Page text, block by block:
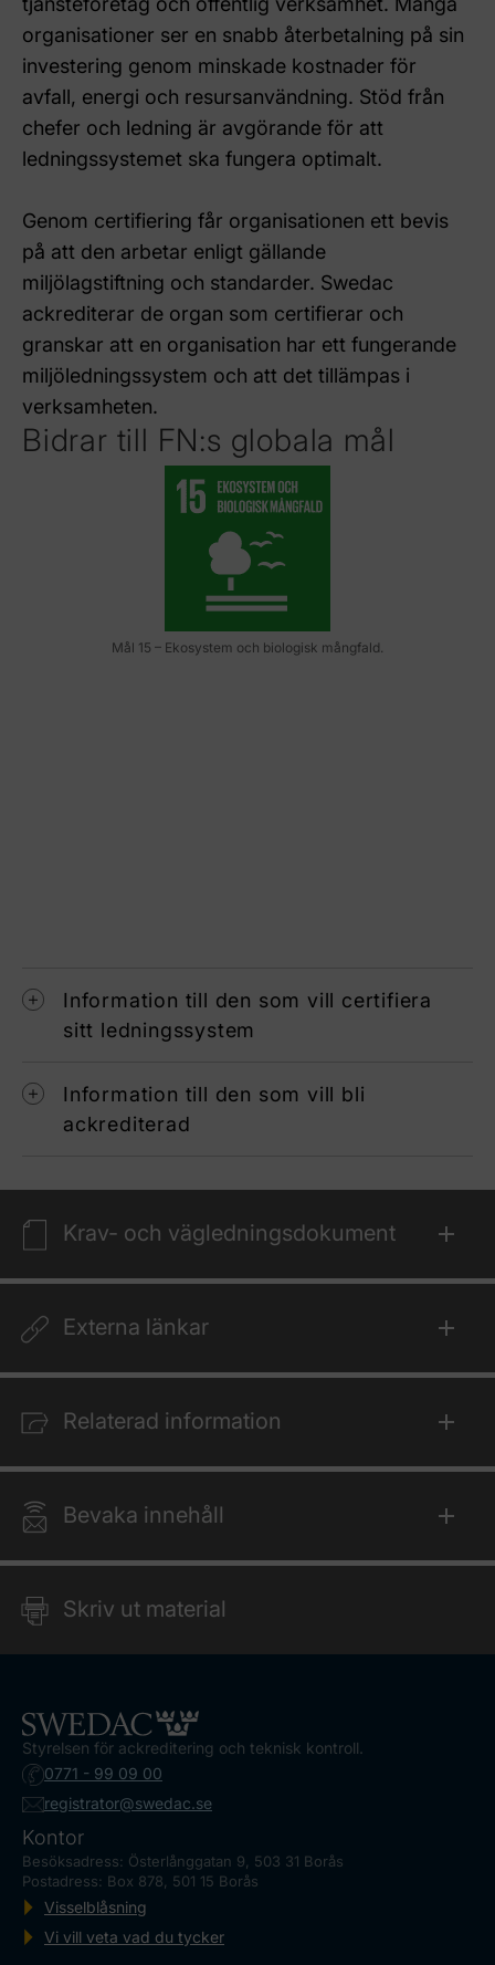
organisationer ser en snabb återbetalning på sin
investering genom minskade kostnader för
avfall, energi och resursanvändning. Stöd från
chefer och ledning är avgörande för att
ledningssystemet ska fungera optimalt.
Genom certifiering får organisationen ett bevis
på att den arbetar enligt gällande
miljölagstiftning och standarder. Swedac
ackrediterar de organ som certifierar och
granskar att en organisation har ett fungerande
miljöledningssystem och att det tillämpas i
verksamheten.
Bidrar till FN:s globala mål
Mål 15 – Ekosystem och biologisk mångfald.
Information till den som vill certifiera
sitt ledningssystem
Information till den som vill bli
ackrediterad
Krav- och vägledningsdokument
Externa länkar
Relaterad information
Bevaka innehåll
Skriv ut material
Styrelsen för ackreditering och teknisk kontroll.
0771 - 99 09 00
registrator@swedac.se
Kontor
Besöksadress: Österlånggatan 9, 503 31 Borås
Postadress: Box 878, 501 15 Borås
Visselblåsning
Vi vill veta vad du tycker